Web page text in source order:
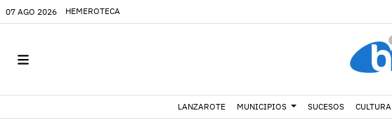
07 AGO 2026 HEMEROTECA
LANZAROTE MUNICIPIOS SUCESOS CULTURA